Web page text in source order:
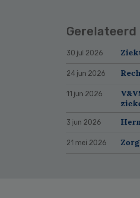
Gerelateerd
30 jul 2026
24 jun 2026
11 jun 2026
3 jun 2026
21 mei 2026